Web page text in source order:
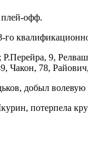
офф.
9,
Чакон, 78,
добыл
потерпела